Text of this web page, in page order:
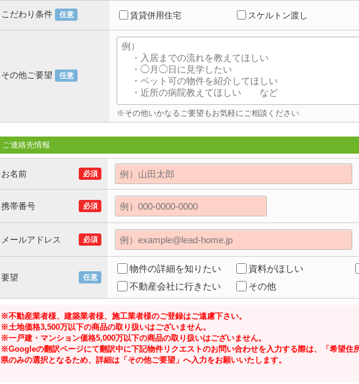
こだわり条件 任意 賃貸併用住宅 スケルトン渡し
その他ご要望 任意
※その他いかなるご要望もお気軽にご相談ください
ご連絡先情報
お名前 必須
携帯番号 必須
メールアドレス 必須
要望 任意
物件の詳細を知りたい 資料がほしい
不動産会社に行きたい
その他
※不動産業者様、建築業者様、施工業者様のご登録はご遠慮下さい。
※土地価格3,500万以下の商品の取り扱いはございません。
※一戸建・マンション価格5,000万以下の商品の取り扱いはございません。
※Googleの翻訳ページにて翻訳中に下記物件リクエストのお問い合わせを入力する際は、「希望住
県のみの選択となるため、詳細は「その他ご要望」へ入力をお願いいたします。